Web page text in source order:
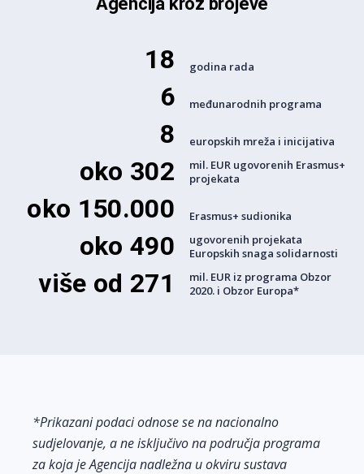
18 godina rada
6 međunarodnih programa
8 europskih mreža i inicijativa
oko 302
mil. EUR ugovorenih Erasmus+
projekata
oko 150.000 Erasmus+ sudionika
oko 490
ugovorenih projekata
Europskih snaga solidarnosti
više od 271
mil. EUR iz programa Obzor
2020. i Obzor Europa*
*Prikazani podaci odnose se na nacionalno
sudjelovanje, a ne isključivo na područja programa
za koja je Agencija nadležna u okviru sustava